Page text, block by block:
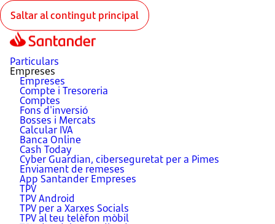
Saltar al contingut principal
Particulars
Empreses
Empreses
Compte i Tresoreria
Comptes
Fons d'inversió
Bosses i Mercats
Calcular IVA
Banca Online
Cash Today
Cyber Guardian, ciberseguretat per a Pimes
Enviament de remeses
App Santander Empreses
TPV
TPV Android
TPV per a Xarxes Socials
TPV al teu telèfon mòbil